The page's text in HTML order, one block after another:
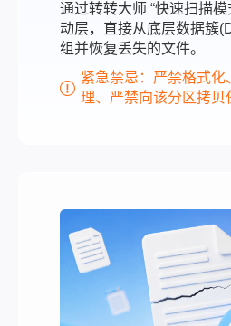
通过转转大师 “快速扫描
动层，直接从底层数据簇
组并恢复丢失的文件。
紧急禁忌：严禁格式
理、严禁向该分区拷贝